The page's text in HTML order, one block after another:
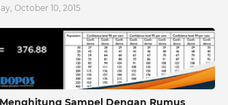
October 10, 2015
Sampel Dengan Rumus